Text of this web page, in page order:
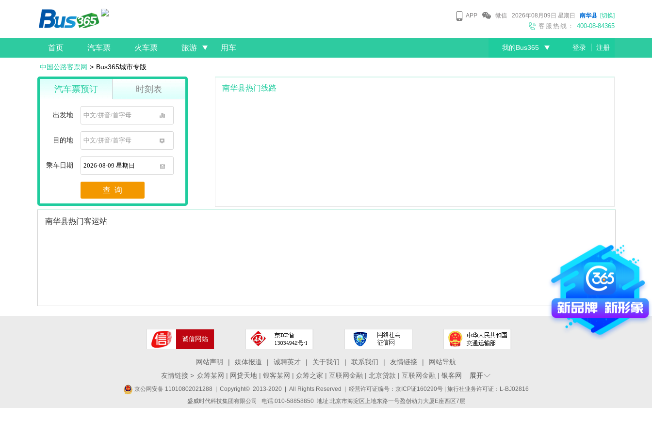
APP 微信 2026年08月09日 星期日 南华县 [切换]
客服热线： 400-08-84365
首页 汽车票 火车票 旅游 用车 我的Bus365 登录 注册
中国公路客票网 > Bus365城市专版
汽车票预订 时刻表
出发地
目的地
1
乘车日期
1
查 询
南华县热门线路
南华县热门客运站
网站声明 | 媒体报道 | 诚聘英才 | 关于我们 | 联系我们 | 友情链接 |
网站导航
友情链接 > 众筹某网 | 网贷天地 | 银客某网 | 众筹之家 | 互联网金融 | 北京贷款 | 互联网金融 | 银客网 展开
京公网安备 11010802021288 | Copyright© 2013-2020 | All Rights Reserved | 经营许可证编号：京ICP证160290号 | 旅行社业务许可证：L-BJ02816
盛威时代科技集团有限公司 电话:010-58858850 地址:北京市海淀区上地东路一号盈创动力大厦E座西区7层